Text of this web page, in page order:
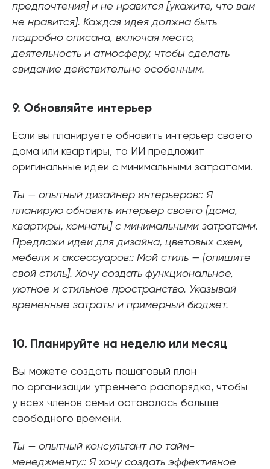
предпочтения] и не нравится [укажите, что вам
не нравится]. Каждая идея должна быть
подробно описана, включая место,
деятельность и атмосферу, чтобы сделать
свидание действительно особенным.
9. Обновляйте интерьер
Если вы планируете обновить интерьер своего
дома или квартиры, то ИИ предложит
оригинальные идеи с минимальными затратами.
Ты — опытный дизайнер интерьеров:: Я
планирую обновить интерьер своего [дома,
квартиры, комнаты] с минимальными затратами.
Предложи идеи для дизайна, цветовых схем,
мебели и аксессуаров:: Мой стиль — [опишите
свой стиль]. Хочу создать функциональное,
уютное и стильное пространство. Указывай
временные затраты и примерный бюджет.
10. Планируйте на неделю или месяц
Вы можете создать пошаговый план
по организации утреннего распорядка, чтобы
у всех членов семьи оставалось больше
свободного времени.
Ты — опытный консультант по тайм-
менеджменту:: Я хочу создать эффективное